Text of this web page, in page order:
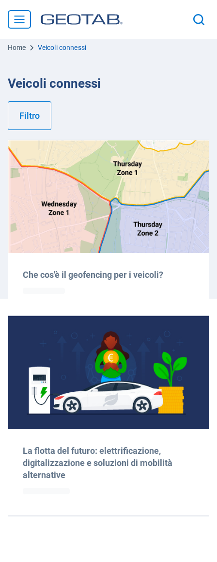
Home Veicoli connessi
Veicoli connessi
Filtro
Che cos'è il geofencing per i veicoli?
La flotta del futuro: elettrificazione,
digitalizzazione e soluzioni di mobilità
alternative